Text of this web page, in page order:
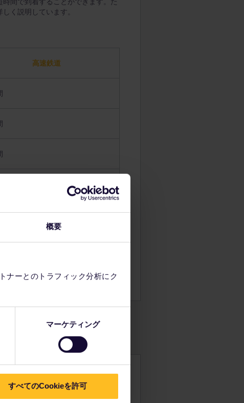
概要
ナーとのトラフィック分析にク
マーケティング
すべてのCookieを許可
く説明しています。
高速鉄道
15分
45分